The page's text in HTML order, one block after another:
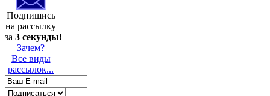
Подпишись
на рассылку
за 3 секунды!
Зачем?
Все виды
рассылок...